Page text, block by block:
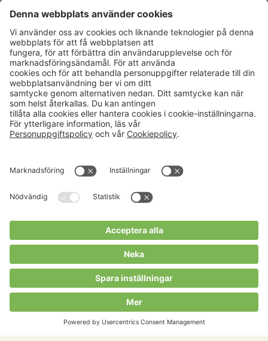
Karriär
Kalender
Verksamheter
Om Hushållningssällskapet
Hushållningssällskapens
Tjänster
Välkommen till Portalen!
Cookies m.m.
Cookies
Allmänna villkor